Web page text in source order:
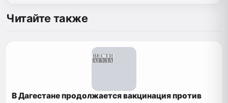
Читайте также
В Дагестане продолжается вакцинация против